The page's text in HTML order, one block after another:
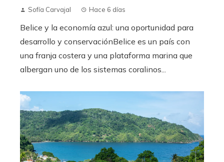
Sofía Carvajal Hace 6 días
Belice y la economía azul: una oportunidad para
desarrollo y conservaciónBelice es un país con
una franja costera y una plataforma marina que
albergan uno de los sistemas coralinos...